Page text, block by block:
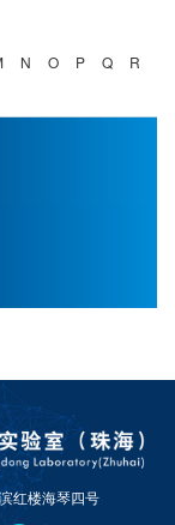
N O P Q
R
红楼海琴四号